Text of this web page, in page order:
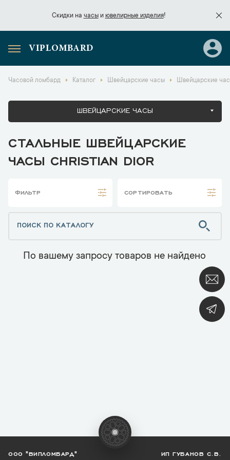
Скидки на часыи ювелирные изделия!
Скидки начасы
VIPLOMBARD
Часовой ломбард Каталог Швейцарские часы Швейцарские
ШВЕЙЦАРСКИЕ ЧАСЫ
СТАЛЬНЫЕ ШВЕЙЦАРСКИЕ
ЧАСЫ CHRISTIAN DIOR
ФИЛЬТР СОРТИРОВАТЬ
По вашему запросу товаров не найдено
ООО "ВИПЛОМБАРД" ИП ГУБАНОВ С.В.